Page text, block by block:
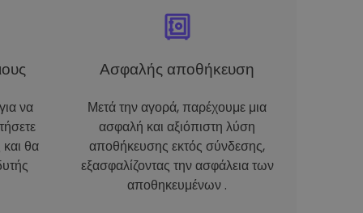
να
θα
Ασφαλής αποθήκευση
Μετά την αγορά, παρέχουμε μια
ασφαλή και αξιόπιστη λύση
αποθήκευσης εκτός σύνδεσης,
εξασφαλίζοντας την ασφάλεια των
αποθηκευμένων .